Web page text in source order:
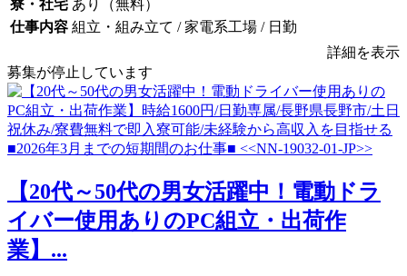
寮・社宅 あり（無料）
仕事内容 組立・組み立て / 家電系工場 / 日勤
詳細を表示
募集が停止しています
【20代～50代の男女活躍中！電動ドラ
イバー使用ありのPC組立・出荷作
業】...